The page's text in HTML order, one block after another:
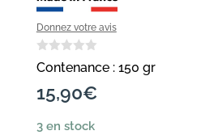
Donnez votre avis
Contenance : 150 gr
15,90€
3 en stock